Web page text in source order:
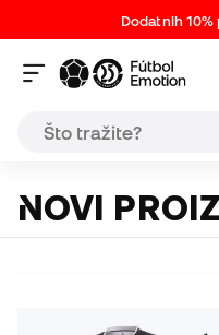
Dodatnih 10%
NOVI